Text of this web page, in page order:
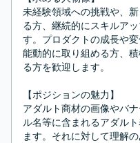
未経験領域への挑戦や、
る方、継続的にスキルア
す。プロダクトの成長や
能動的に取り組める方、
る方を歓迎します。
【ポジションの魅力】
アダルト商材の画像やバ
ル名等に含まれるアダル
ます。それに対して理解